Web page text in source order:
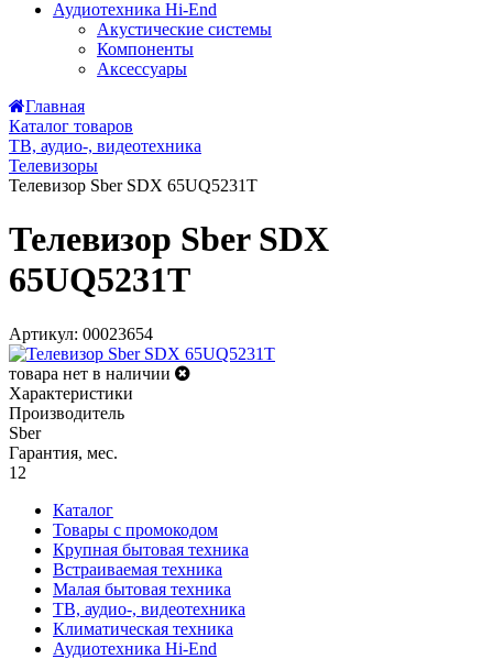
Аудиотехника Hi-End
Акустические системы
Компоненты
Аксессуары
Главная
Каталог товаров
ТВ, аудио-, видеотехника
Телевизоры
Телевизор Sber SDX 65UQ5231T
Телевизор Sber SDX
65UQ5231T
Артикул: 00023654
товара нет в наличии
Характеристики
Производитель
Sber
Гарантия, мес.
12
Каталог
Товары с промокодом
Крупная бытовая техника
Встраиваемая техника
Малая бытовая техника
ТВ, аудио-, видеотехника
Климатическая техника
Аудиотехника Hi-End